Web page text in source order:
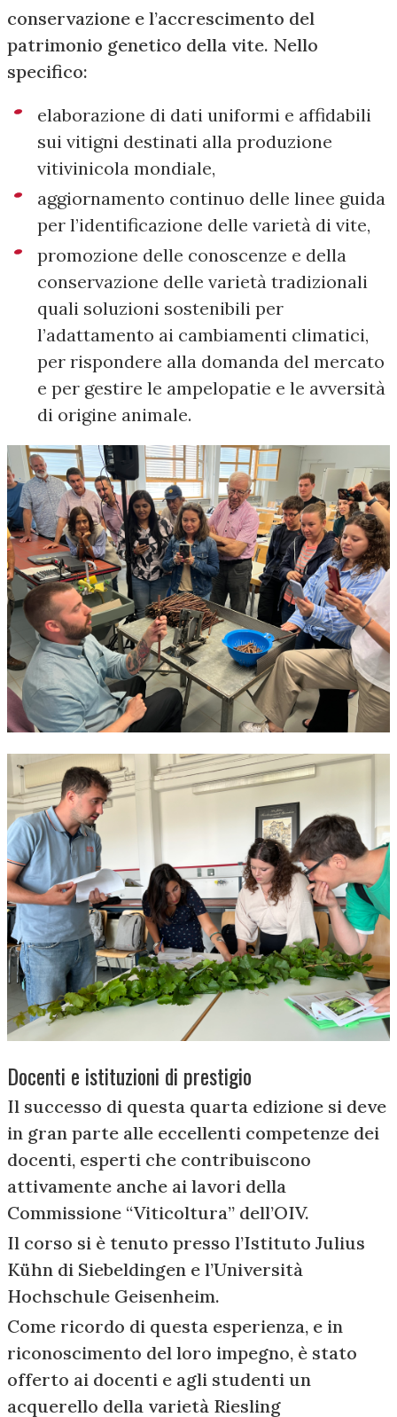
conservazione e l’accrescimento del
patrimonio genetico della vite. Nello
specifico:
elaborazione di dati uniformi e affidabili
sui vitigni destinati alla produzione
vitivinicola mondiale,
aggiornamento continuo delle linee guida
per l’identificazione delle varietà di vite,
promozione delle conoscenze e della
conservazione delle varietà tradizionali
quali soluzioni sostenibili per
l’adattamento ai cambiamenti climatici,
per rispondere alla domanda del mercato
e per gestire le ampelopatie e le avversità
di origine animale.
Docenti e istituzioni di prestigio
Il successo di questa quarta edizione si deve
in gran parte alle eccellenti competenze dei
docenti, esperti che contribuiscono
attivamente anche ai lavori della
Commissione “Viticoltura” dell’OIV.
Il corso si è tenuto presso l’Istituto Julius
Kühn di Siebeldingen e l’Università
Hochschule Geisenheim.
Come ricordo di questa esperienza, e in
riconoscimento del loro impegno, è stato
offerto ai docenti e agli studenti un
acquerello della varietà Riesling